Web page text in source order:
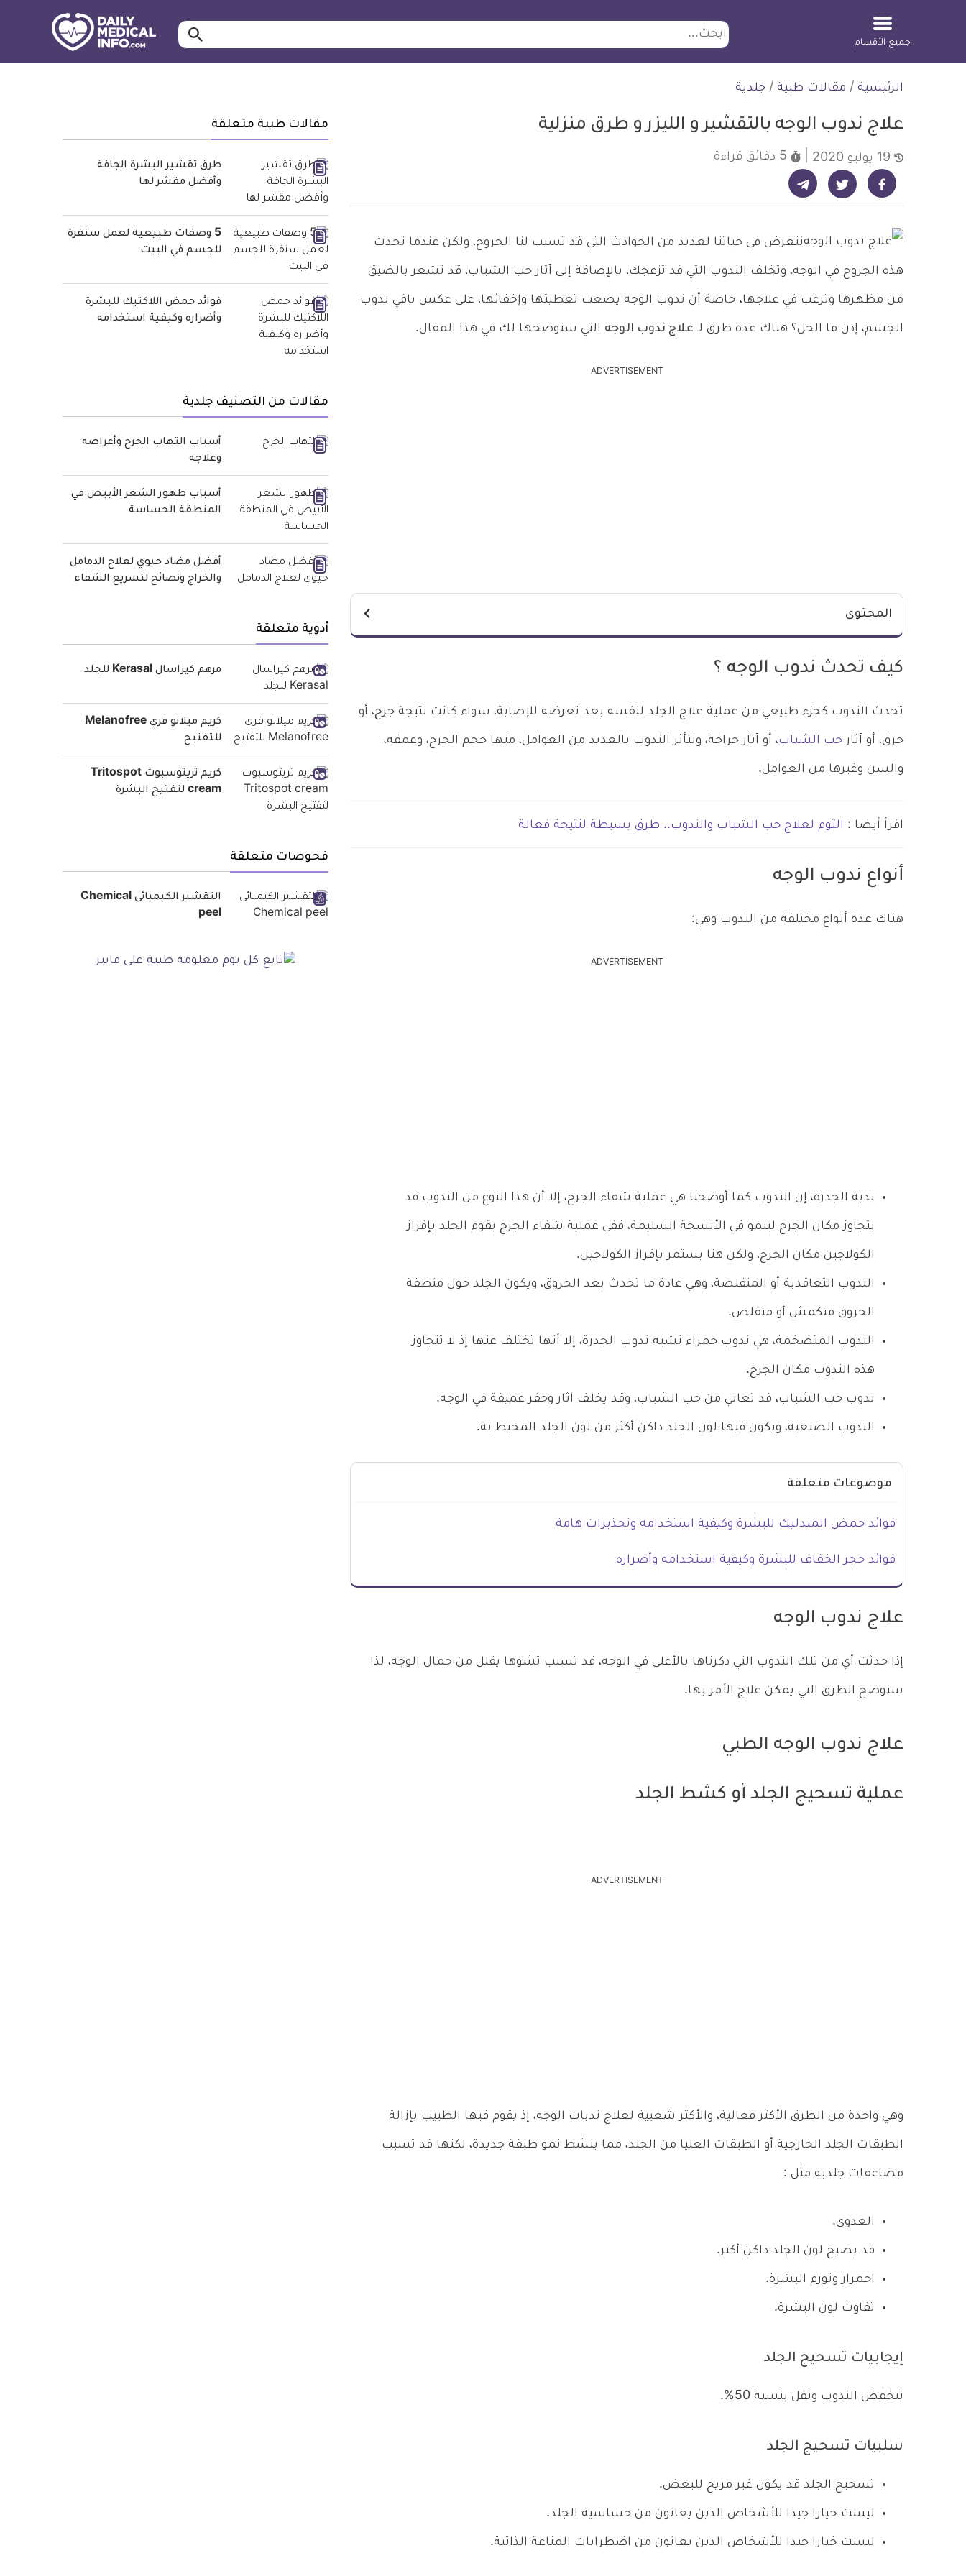
ابحث ابحث…
جميع الأقسام
الرئيسية / مقالات طبية / جلدية
علاج ندوب الوجه بالتقشير و الليزر و طرق منزلية
5 دقائق قراءة
شارك على فيسبوك - ديلي ميديكال انفو شارك على تويتر - ديلي ميديكال انفو شارك على تيليجرام - ديلي ميديكال انفو
نتعرض في حياتنا لعديد من الحوادث التي قد تسبب لنا الجروح، ولكن عندما تحدث
هذه الجروح في الوجه، وتخلف الندوب التي قد تزعجك، بالإضافة إلى آثار حب الشباب، قد تشعر بالضيق
من مظهرها وترغب في علاجها، خاصة أن ندوب الوجه يصعب تغطيتها وإخفائها، على عكس باقي ندوب
الجسم، إذن ما الحل؟ هناك عدة طرق لـ علاج ندوب الوجه التي سنوضحها لك في هذا المقال.
ADVERTISEMENT
المحتوى
كيف تحدث ندوب الوجه ؟
تحدث الندوب كجزء طبيعي من عملية علاج الجلد لنفسه بعد تعرضه للإصابة، سواء كانت نتيجة جرح، أو
حرق، أو آثارحب الشباب، أو آثار جراحة، وتتأثر الندوب بالعديد من العوامل، منها حجم الجرح، وعمقه،
والسن وغيرها من العوامل.
اقرأ أيضا : الثوم لعلاج حب الشباب والندوب.. طرق بسيطة لنتيجة فعالة
أنواع ندوب الوجه
هناك عدة أنواع مختلفة من الندوب وهي:
ADVERTISEMENT
ندبة الجدرة، إن الندوب كما أوضحنا هي عملية شفاء الجرح، إلا أن هذا النوع من الندوب قد
يتجاوز مكان الجرح لينمو في الأنسجة السليمة، ففي عملية شفاء الجرح يقوم الجلد بإفراز
الكولاجين مكان الجرح، ولكن هنا يستمر بإفراز الكولاجين.
الندوب التعاقدية أو المتقلصة، وهي عادة ما تحدث بعد الحروق، ويكون الجلد حول منطقة
الحروق منكمش أو متقلص.
الندوب المتضخمة، هي ندوب حمراء تشبه ندوب الجدرة، إلا أنها تختلف عنها إذ لا تتجاوز
هذه الندوب مكان الجرح.
ندوب حب الشباب، قد تعاني من حب الشباب، وقد يخلف آثار وحفر عميقة في الوجه.
الندوب الصبغية، ويكون فيها لون الجلد داكن أكثر من لون الجلد المحيط به.
موضوعات متعلقة
فوائد حمض المندليك للبشرة وكيفية استخدامه وتحذيرات هامة
فوائد حجر الخفاف للبشرة وكيفية استخدامه وأضراره
علاج ندوب الوجه
إذا حدثت أي من تلك الندوب التي ذكرناها بالأعلى في الوجه، قد تسبب تشوها يقلل من جمال الوجه، لذا
سنوضح الطرق التي يمكن علاج الأمر بها.
علاج ندوب الوجه الطبي
عملية تسحيج الجلد أو كشط الجلد
ADVERTISEMENT
وهي واحدة من الطرق الأكثر فعالية، والأكثر شعبية لعلاج ندبات الوجه، إذ يقوم فيها الطبيب بإزالة
الطبقات الجلد الخارجية أو الطبقات العليا من الجلد، مما ينشط نمو طبقة جديدة، لكنها قد تسبب
مضاعفات جلدية مثل :
العدوى.
قد يصبح لون الجلد داكن أكثر.
احمرار وتورم البشرة.
تفاوت لون البشرة.
إيجابيات تسحيج الجلد
تنخفض الندوب وتقل بنسبة 50%.
سلبيات تسحيج الجلد
تسحيج الجلد قد يكون غير مريح للبعض.
ليست خيارا جيدا للأشخاص الذين يعانون من حساسية الجلد.
ليست خيارا جيدا للأشخاص الذين يعانون من اضطرابات المناعة الذاتية.
مقالات طبية متعلقة
طرق تقشير البشرة الجافة
وأفضل مقشر لها
5 وصفات طبيعية لعمل سنفرة
للجسم في البيت
فوائد حمض اللاكتيك للبشرة
وأضراره وكيفية استخدامه
مقالات من التصنيف جلدية
أسباب التهاب الجرح وأعراضه
وعلاجه
أسباب ظهور الشعر الأبيض في
المنطقة الحساسة
أفضل مضاد حيوي لعلاج الدمامل
والخراج ونصائح لتسريع الشفاء
أدوية متعلقة
مرهم كيراسال Kerasal للجلد
كريم ميلانو فري Melanofree
للتفتيح
كريم تريتوسبوت Tritospot
cream لتفتيح البشرة
فحوصات متعلقة
التقشير الكيميائى Chemical
peel